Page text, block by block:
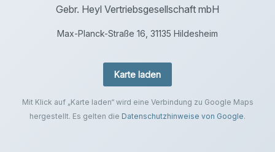
Gebr. Heyl Vertriebsgesellschaft mbH
Max-Planck-Straße 16, 31135 Hildesheim
Karte laden
Mit Klick auf „Karte laden“ wird eine Verbindung zu Google Maps
hergestellt. Es gelten die Datenschutzhinweise von Google.